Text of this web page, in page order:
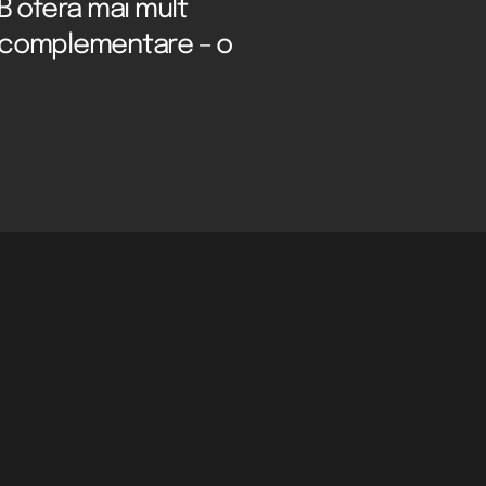
oferă mai mult
– o